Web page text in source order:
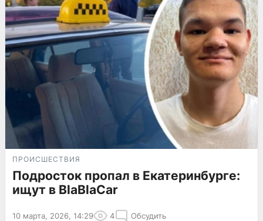
ПРОИСШЕСТВИЯ
Подросток пропал в Екатеринбурге:
ищут в BlaBlaCar
10 марта, 2026, 14:29 4 Обсудить